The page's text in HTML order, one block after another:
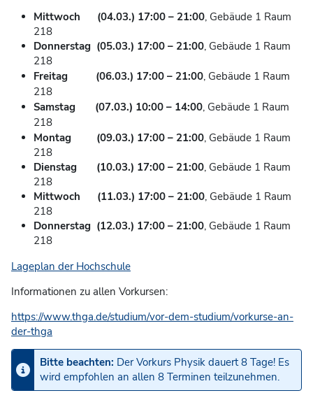
Mittwoch (04.03.) 17:00 – 21:00, Gebäude 1 Raum
218
Donnerstag (05.03.) 17:00 – 21:00, Gebäude 1 Raum
218
Freitag (06.03.) 17:00 – 21:00, Gebäude 1 Raum
218
Samstag (07.03.) 10:00 – 14:00, Gebäude 1 Raum
218
Montag (09.03.) 17:00 – 21:00, Gebäude 1 Raum
218
Dienstag (10.03.) 17:00 – 21:00, Gebäude 1 Raum
218
Mittwoch (11.03.) 17:00 – 21:00, Gebäude 1 Raum
218
Donnerstag (12.03.) 17:00 – 21:00, Gebäude 1 Raum
218
Lageplan der Hochschule
Informationen zu allen Vorkursen:
https://www.thga.de/studium/vor-dem-studium/vorkurse-an-
der-thga
Bitte beachten: Der Vorkurs Physik dauert 8 Tage! Es
wird empfohlen an allen 8 Terminen teilzunehmen.